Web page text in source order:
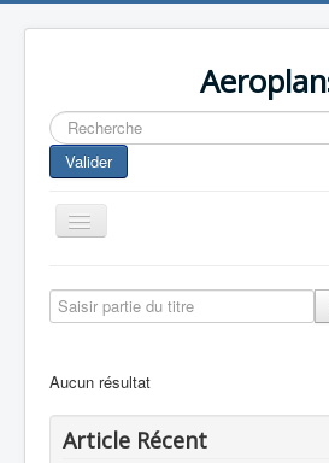
Rechercher
Valider
Toggle
Navigation
Aviation Commerciale
Europespace
Saisir partie du titre
Aucun résultat
Article Récent